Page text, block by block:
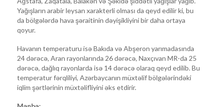
Yağışların arabir leysan xarakterli olması da qeyd edilir ki, bu
da bölgələrdə hava şəraitinin dəyişikliyini bir daha ortaya
qoyur.
Havanın temperaturu isə Bakıda və Abşeron yarımadasında
24 dərəcə, Aran rayonlarında 26 dərəcə, Naxçıvan MR-da 25
dərəcə, dağlıq rayonlarda isə 14 dərəcə olaraq qeyd edilib. Bu
temperatur fərqliliyi, Azərbaycanın müxtəlif bölgələrindəki
iqlim şərtlərinin müxtəlifliyini əks etdirir.